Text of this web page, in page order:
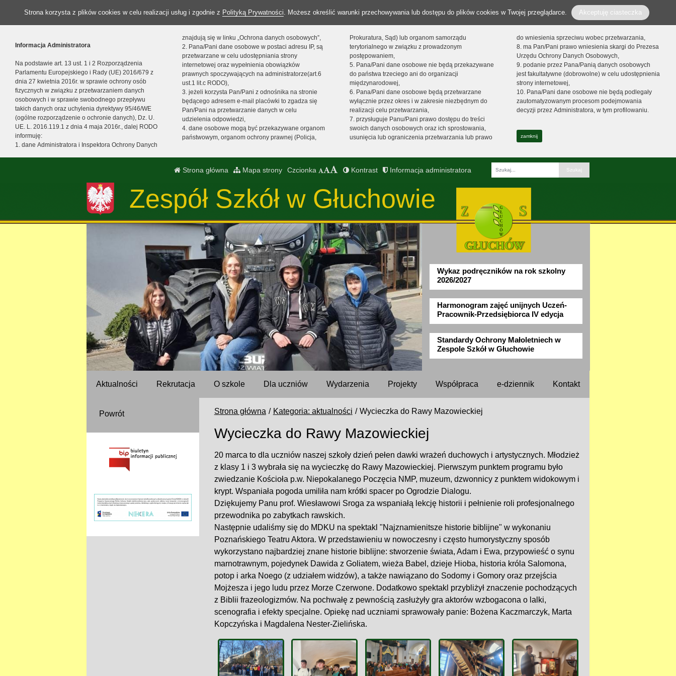
Strona korzysta z plików cookies w celu realizacji usług i zgodnie z Polityką Prywatności. Możesz określić warunki przechowywania lub dostępu do plików cookies w Twojej przeglądarce. Akceptuję ciasteczka
Informacja Administratora
Na podstawie art. 13 ust. 1 i 2 Rozporządzenia
Parlamentu Europejskiego i Rady (UE) 2016/679 z
dnia 27 kwietnia 2016r. w sprawie ochrony osób
fizycznych w związku z przetwarzaniem danych
osobowych i w sprawie swobodnego przepływu
takich danych oraz uchylenia dyrektywy 95/46/WE
(ogólne rozporządzenie o ochronie danych), Dz. U.
UE. L. 2016.119.1 z dnia 4 maja 2016r., dalej RODO
informuję:
1. dane Administratora i Inspektora Ochrony Danych
znajdują się w linku „Ochrona danych osobowych”,
2. Pana/Pani dane osobowe w postaci adresu IP, są
przetwarzane w celu udostępniania strony
internetowej oraz wypełnienia obowiązków
prawnych spoczywających na administratorze(art.6
ust.1 lit.c RODO),
3. jeżeli korzysta Pan/Pani z odnośnika na stronie
będącego adresem e-mail placówki to zgadza się
Pan/Pani na przetwarzanie danych w celu
udzielenia odpowiedzi,
4. dane osobowe mogą być przekazywane organom
państwowym, organom ochrony prawnej (Policja,
Prokuratura, Sąd) lub organom samorządu
terytorialnego w związku z prowadzonym
postępowaniem,
5. Pana/Pani dane osobowe nie będą przekazywane
do państwa trzeciego ani do organizacji
międzynarodowej,
6. Pana/Pani dane osobowe będą przetwarzane
wyłącznie przez okres i w zakresie niezbędnym do
realizacji celu przetwarzania,
7. przysługuje Panu/Pani prawo dostępu do treści
swoich danych osobowych oraz ich sprostowania,
usunięcia lub ograniczenia przetwarzania lub prawo
do wniesienia sprzeciwu wobec przetwarzania,
8. ma Pan/Pani prawo wniesienia skargi do Prezesa
Urzędu Ochrony Danych Osobowych,
9. podanie przez Pana/Panią danych osobowych
jest fakultatywne (dobrowolne) w celu udostępnienia
strony internetowej,
10. Pana/Pani dane osobowe nie będą podlegały
zautomatyzowanym procesom podejmowania
decyzji przez Administratora, w tym profilowaniu.
zamknij
Strona główna Mapa strony Czcionka Kontrast Informacja administratora
Fraza
Zespół Szkół w Głuchowie
Wykaz podręczników na rok szkolny
2026/2027
Harmonogram zajęć unijnych Uczeń-
Pracownik-Przedsiębiorca IV edycja
Standardy Ochrony Małoletniech w
Zespole Szkół w Głuchowie
Aktualności Rekrutacja O szkole Dla uczniów Wydarzenia Projekty Współpraca e-dziennik Kontakt
Strona główna Kategoria: aktualności Wycieczka do Rawy Mazowieckiej
Wycieczka do Rawy Mazowieckiej
20 marca to dla uczniów naszej szkoły dzień pełen dawki wrażeń duchowych i artystycznych. Młodzież
z klasy 1 i 3 wybrała się na wycieczkę do Rawy Mazowieckiej. Pierwszym punktem programu było
zwiedzanie Kościoła p.w. Niepokalanego Poczęcia NMP, muzeum, dzwonnicy z punktem widokowym i
krypt. Wspaniała pogoda umiliła nam krótki spacer po Ogrodzie Dialogu.
Dziękujemy Panu prof. Wiesławowi Sroga za wspaniałą lekcję historii i pełnienie roli profesjonalnego
przewodnika po zabytkach rawskich.
Następnie udaliśmy się do MDKU na spektakl "Najznamienitsze historie biblijne" w wykonaniu
Poznańskiego Teatru Aktora. W przedstawieniu w nowoczesny i często humorystyczny sposób
wykorzystano najbardziej znane historie biblijne: stworzenie świata, Adam i Ewa, przypowieść o synu
marnotrawnym, pojedynek Dawida z Goliatem, wieża Babel, dzieje Hioba, historia króla Salomona,
potop i arka Noego (z udziałem widzów), a także nawiązano do Sodomy i Gomory oraz przejścia
Mojżesza i jego ludu przez Morze Czerwone. Dodatkowo spektakl przybliżył znaczenie pochodzących
z Biblii frazeologizmów. Na pochwałę z pewnością zasłużyły gra aktorów wzbogacona o lalki,
scenografia i efekty specjalne. Opiekę nad uczniami sprawowały panie: Bożena Kaczmarczyk, Marta
Kopczyńska i Magdalena Nester-Zielińska.
Powrót